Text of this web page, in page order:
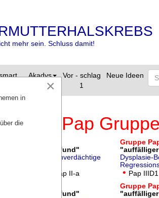
mehr sein. Schluss damit!
Akadys
Vor - schlag
1
Neue Ideen
und S-Pap
"unauffälliger Befund"
Unauffällige und unverdächtige
Pap II-a
"unauffälliger Befund"
Gruppe
Dysplasie-
• Pap IIID1
Gruppe
×
in
die